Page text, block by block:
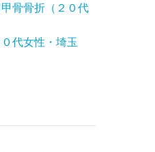
骨骨折（２０代
代女性・埼玉